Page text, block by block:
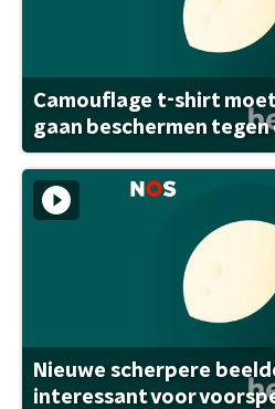
Camouflage t-shirt
gaan beschermen tegen
Nieuwe scherpere
interessant voor